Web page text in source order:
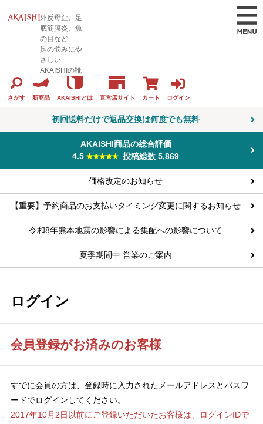
外反母趾、足
底筋膜炎、魚
の目など
足の悩みにや
さしい
AKAISHIの靴
さがす 新商品 AKAISHIとは 直営店サイト カート ログイン
初回送料だけで返品交換は何度でも無料
AKAISHI商品の総合評価
4.5
投稿総数 5,869
価格改定のお知らせ
【重要】予約商品のお支払いタイミング変更に関するお知らせ
令和8年熊本地震の影響による集配への影響について
夏季期間中 営業のご案内
ログイン
会員登録がお済みのお客様
すでに会員の方は、登録時に入力されたメールアドレスとパスワ
ードでログインしてください。
2017年10月2日以前にご登録いただいたお客様は、ログインIDで